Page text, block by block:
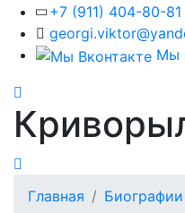
+7 (911) 404-80-81
Мы
Главная